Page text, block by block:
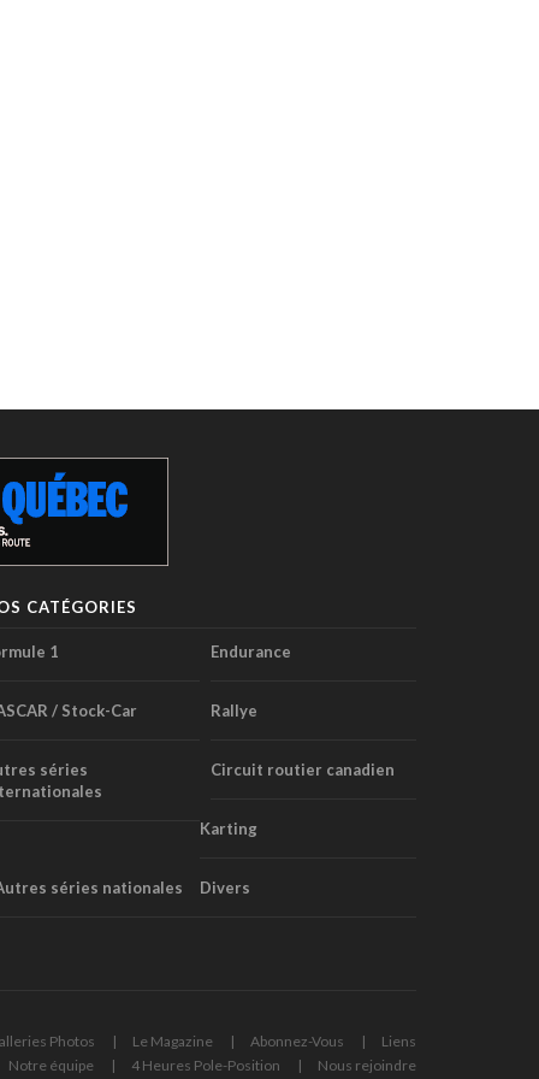
CATÉGORIES
1 Endurance
/ Stock-Car Rallye
séries
Circuit routier canadien
Karting
séries nationales Divers
Photos Le Magazine Abonnez-Vous
Liens
Notre équipe 4 Heures Pole-Position Nous rejoindre